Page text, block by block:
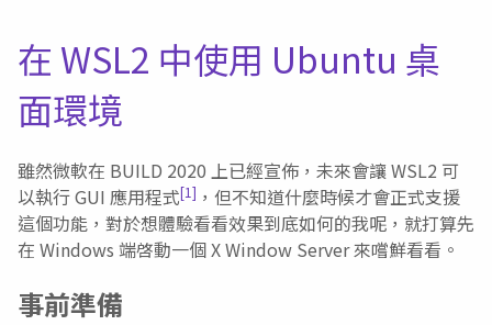
在 WSL2 中使用 Ubuntu 桌
面環境
雖然微軟在 BUILD 2020 上已經宣佈，未來會讓 WSL2 可
以執行 GUI 應用程式[1] ，但不知道什麼時候才會正式支援
這個功能，對於想體驗看看效果到底如何的我呢，就打算先
在 Windows 端啓動一個 X Window Server 來嚐鮮看看。
事前準備